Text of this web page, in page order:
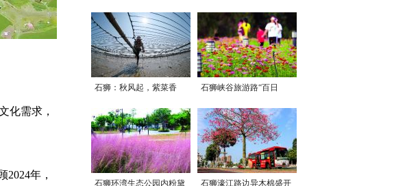
化需求，
年，
石狮：秋风起，紫菜香 石狮峡谷旅游路“百日
草”争相斗艳
石狮环湾生态公园内粉黛 石狮濠江路边异木棉盛开